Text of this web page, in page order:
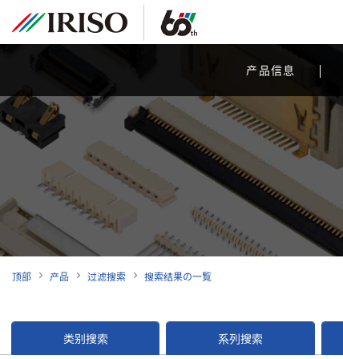
产品信息
顶部 产品 过滤搜索 搜索结果の一覧
类别搜索 系列搜索